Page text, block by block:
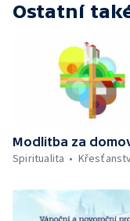
Ostatní
Modlitba za
Spiritualita